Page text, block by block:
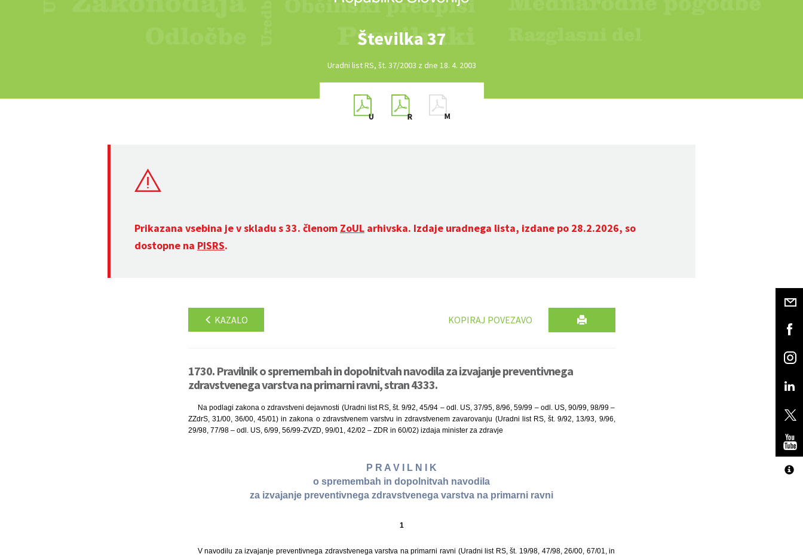
Številka 37
Uradni list RS, št. 37/2003 z dne 18. 4. 2003
Prikazana vsebina je v skladu s 33. členom ZoUL arhivska. Izdaje uradnega lista, izdane po 28.2.2026, so
dostopne na PISRS.
KAZALO KOPIRAJ POVEZAVO
1730. Pravilnik o spremembah in dopolnitvah navodila za izvajanje preventivnega
zdravstvenega varstva na primarni ravni, stran 4333.
Na podlagi zakona o zdravstveni dejavnosti (Uradni list RS, št. 9/92, 45/94 – odl. US, 37/95, 8/96, 59/99 – odl. US, 90/99, 98/99 –
ZZdrS, 31/00, 36/00, 45/01) in zakona o zdravstvenem varstvu in zdravstvenem zavarovanju (Uradni list RS, št. 9/92, 13/93, 9/96,
29/98, 77/98 – odl. US, 6/99, 56/99-ZVZD, 99/01, 42/02 – ZDR in 60/02) izdaja minister za zdravje
P R A V I L N I K
o spremembah in dopolnitvah navodila
za izvajanje preventivnega zdravstvenega varstva na primarni ravni
1
V navodilu za izvajanje preventivnega zdravstvenega varstva na primarni ravni (Uradni list RS, št. 19/98, 47/98, 26/00, 67/01, in